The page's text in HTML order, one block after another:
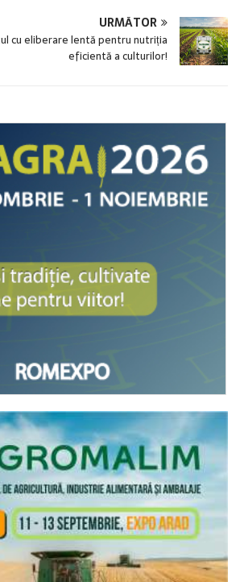
URMĂTOR
cu eliberare lentă pentru nutriția
eficientă a culturilor!